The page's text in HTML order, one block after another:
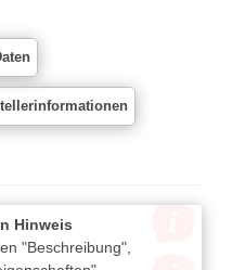
Hinweis
"Beschreibung",